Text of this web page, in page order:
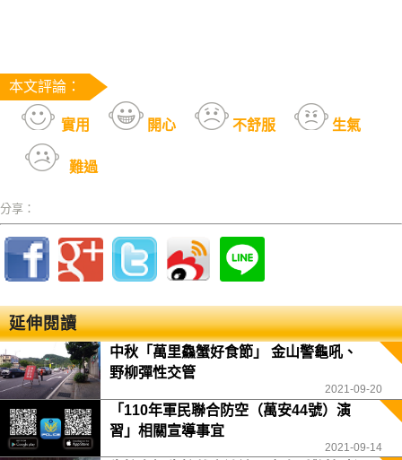
本文評論：
實用 開心 不舒服 生氣
難過
分享：
延伸閱讀
中秋「萬里鱻蟹好食節」 金山警龜吼、
野柳彈性交管
2021-09-20
「110年軍民聯合防空（萬安44號）演
習」相關宣導事宜
2021-09-14